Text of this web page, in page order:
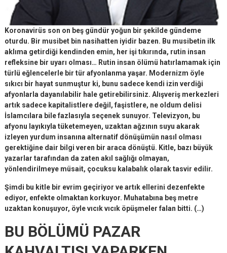
Koronavirüs son on beş gündür yoğun bir şekilde gündeme
oturdu. Bir musibet bin nasihatten iyidir bazen. Bu musibetin ilk
aklıma getirdiği kendinden emin, her işi tıkırında, rutin insan
refleksine bir uyarı olması… Rutin insan ölümü hatırlamamak için
türlü eğlencelerle bir tür afyonlanma yaşar. Modernizm öyle
sıkıcı bir hayat sunmuştur ki, bunu sadece kendi izin verdiği
afyonlarla dayanılabilir hale getirebilirsiniz. Alışveriş merkezleri
artık sadece kapitalistlere değil, faşistlere, ne oldum delisi
İslamcılara bile fazlasıyla seçenek sunuyor. Televizyon, bu
afyonu layıkıyla tüketemeyen, uzaktan ağzının suyu akarak
izleyen yurdum insanına alternatif dönüşümün nasıl olması
gerektiğine dair bilgi veren bir araca dönüştü. Kitle, bazı büyük
yazarlar tarafından da zaten akıl sağlığı olmayan,
yönlendirilmeye müsait, çocuksu kalabalık olarak tasvir edilir.
Şimdi bu kitle bir evrim geçiriyor ve artık ellerini dezenfekte
ediyor, enfekte olmaktan korkuyor. Muhatabına beş metre
uzaktan konuşuyor, öyle vıcık vıcık öpüşmeler falan bitti. (…)
BU BÖLÜMÜ PAZAR